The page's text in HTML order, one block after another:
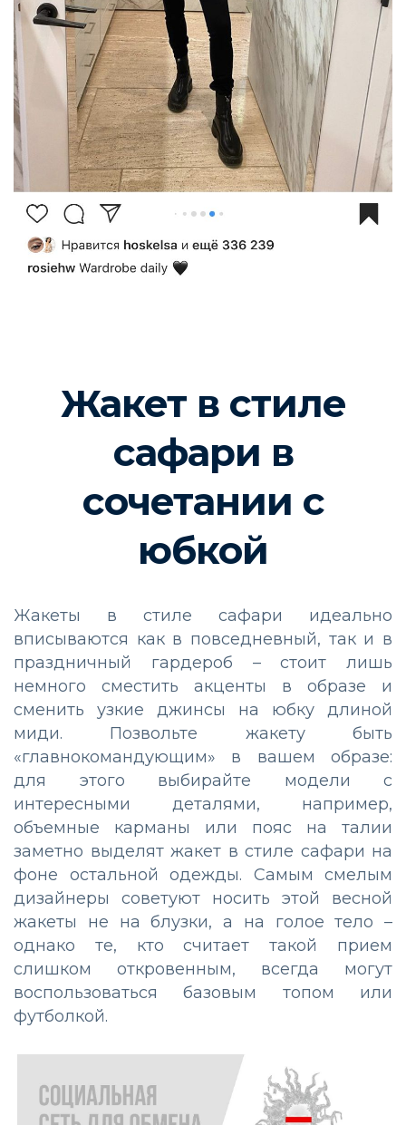
Жакет в стиле
сафари в
сочетании c
юбкой
Жакеты в стиле сафари идеально
вписываются как в повседневный, так и в
праздничный гардероб – стоит лишь
немного сместить акценты в образе и
сменить узкие джинсы на юбку длиной
миди. Позвольте жакету быть
«главнокомандующим» в вашем образе:
для этого выбирайте модели с
интересными деталями, например,
объемные карманы или пояс на талии
заметно выделят жакет в стиле сафари на
фоне остальной одежды. Самым смелым
дизайнеры советуют носить этой весной
жакеты не на блузки, а на голое тело –
однако те, кто считает такой прием
слишком откровенным, всегда могут
воспользоваться базовым топом или
футболкой.